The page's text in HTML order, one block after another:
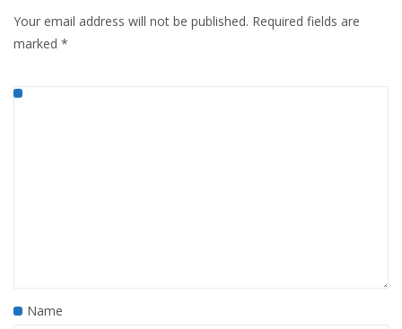
Your email address will not be published. Required fields are
marked *
Name